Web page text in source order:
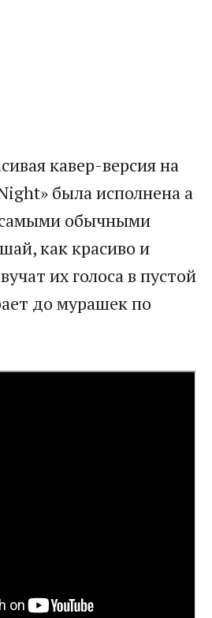
кавер-версия на
была исполнена а
обычными
как красиво и
их голоса в пустой
до мурашек по